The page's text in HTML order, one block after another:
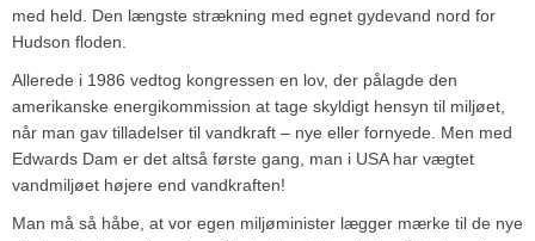
med held. Den længste strækning med egnet gydevand nord for
Hudson floden.
Allerede i 1986 vedtog kongressen en lov, der pålagde den
amerikanske energikommission at tage skyldigt hensyn til miljøet,
når man gav tilladelser til vandkraft – nye eller fornyede. Men med
Edwards Dam er det altså første gang, man i USA har vægtet
vandmiljøet højere end vandkraften!
Man må så håbe, at vor egen miljøminister lægger mærke til de nye